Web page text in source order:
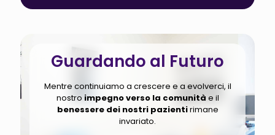
Guardando al Futuro
Mentre continuiamo a crescere e a evolverci, il
nostro impegno verso la comunità e il
benessere dei nostri pazientirimane
invariato.